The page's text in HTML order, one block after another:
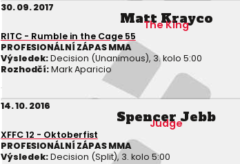
30. 09. 2017
Matt Krayco
The King
RITC - Rumble in the Cage 55
PROFESIONÁLNÍ ZÁPAS MMA
Výsledek:Decision (Unanimous), 3. kolo 5:00
Rozhodčí:Mark Aparicio
14. 10. 2016
Spencer Jebb
Judge
XFFC 12 - Oktoberfist
PROFESIONÁLNÍ ZÁPAS MMA
Výsledek:Decision (Split), 3. kolo 5:00